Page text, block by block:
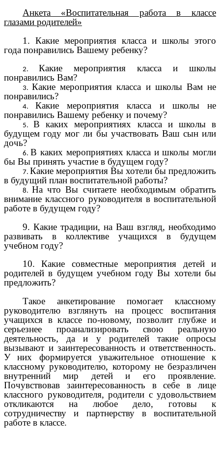
Анкета «Воспитательная работа в классе
глазами родителей»
1. Какие мероприятия класса и школы этого
года понравились Вашему ребенку?
Какие мероприятия класса и школы
понравились Вам?
Какие мероприятия класса и школы Вам не
понравились?
Какие мероприятия класса и школы не
понравились Вашему ребенку и почему?
В каких мероприятиях класса и школы в
будущем году мог ли бы участвовать Ваш сын или
дочь?
В каких мероприятиях класса и школы могли
бы Вы принять участие в будущем году?
Какие мероприятия Вы хотели бы предложить
в будущий план воспитательной работы?
На что Вы считаете необходимым обратить
внимание классного руководителя в воспитательной
работе в будущем году?
9. Какие традиции, на Ваш взгляд, необходимо
развивать в коллективе учащихся в будущем
учебном году?
10. Какие совместные мероприятия детей и
родителей в будущем учебном году Вы хотели бы
предложить?
Такое анкетирование помогает классному
руководителю взглянуть на процесс воспитания
учащихся в классе по-новому, позволит глубже и
серьезнее проанализировать свою реальную
деятельность, да и у родителей такие опросы
вызывают и заинтересованность и ответственность.
У них формируется уважительное отношение к
классному руководителю, которому не безразличен
внутренний мир детей и его проявление.
Почувствовав заинтересованность в себе в лице
классного руководителя, родители с удовольствием
откликаются на любое дело, готовы к
сотрудничеству и партнерству в воспитательной
работе в классе.